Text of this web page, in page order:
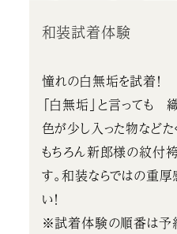
和装試着体験
憧れの白無垢を試着！
「白無垢」と言っても
色が少し入った物などた
もちろん新郎様の紋付
す。和装ならではの重
い！
※試着体験の順番は予